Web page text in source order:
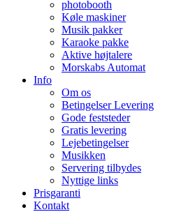
photobooth
Køle maskiner
Musik pakker
Karaoke pakke
Aktive højtalere
Morskabs Automat
Info
Om os
Betingelser Levering
Gode feststeder
Gratis levering
Lejebetingelser
Musikken
Servering tilbydes
Nyttige links
Prisgaranti
Kontakt